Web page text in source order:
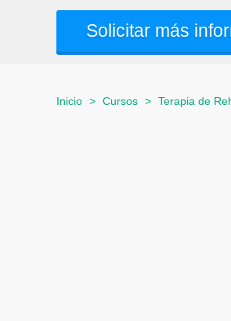
Solicitar más
Inicio > Cursos > Terapia de